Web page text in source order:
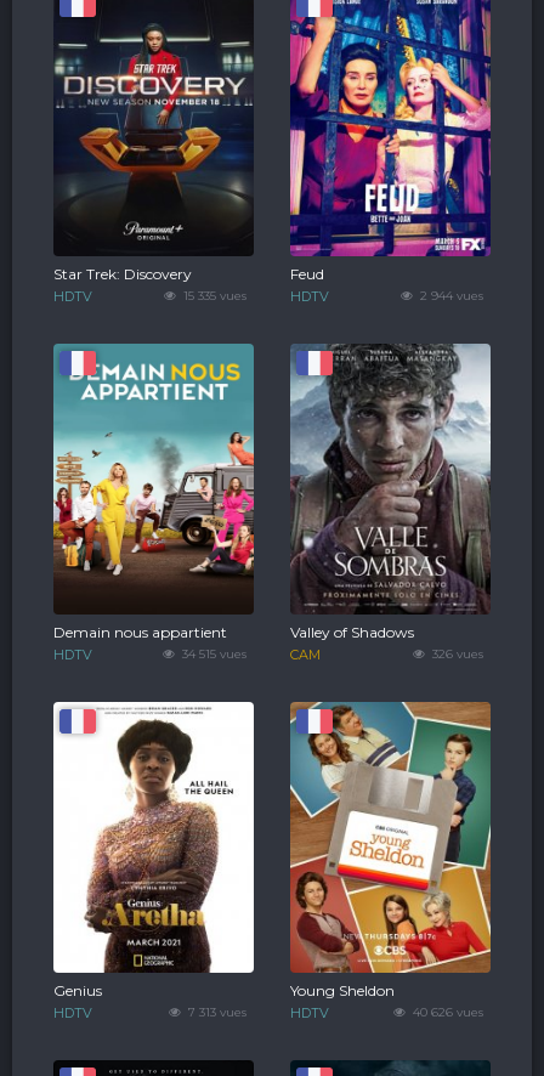
15 335 vues
Star Trek: Discovery
HDTV 2 944 vues
Feud
HDTV
34 515 vues
Demain nous appartient
HDTV 326 vues
Valley of Shadows
CAM
7 313 vues
Genius
HDTV 40 626 vues
Young Sheldon
HDTV